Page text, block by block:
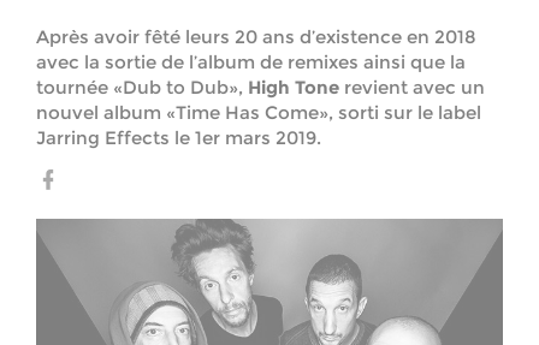
Après avoir fêté leurs 20 ans d’existence en 2018
avec la sortie de l’album de remixes ainsi que la
tournée «Dub to Dub», High Tone revient avec un
nouvel album «Time Has Come», sorti sur le label
Jarring Effects le 1er mars 2019.